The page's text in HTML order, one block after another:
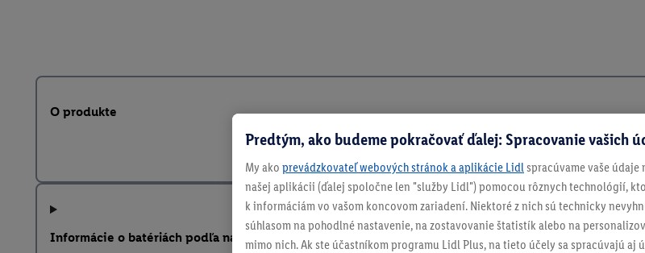
O produkte
Informácie o batériách podľa nariadenia EÚ o batériách
Predtým, ako budeme pokračovať ďalej: Spracovanie vašich
My ako prevádzkovateľ webových stránok a aplikácie Lidl spracúvame vaše údaje
našej aplikácii (ďalej spoločne len "služby Lidl") pomocou rôznych technológií,
k informáciám vo vašom koncovom zariadení. Niektoré z nich sú technicky
súhlasom na pohodlné nastavenie, na zostavovanie štatistík alebo na
mimo nich. Ak ste účastníkom programu Lidl Plus, na tieto účely sa spracúvajú aj